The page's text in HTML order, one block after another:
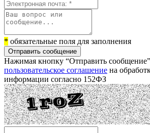
* обязательные поля для заполнения
Отправить сообщение
Нажимая кнопку “Отправить
пользовательское соглашение на
информации согласно 152ФЗ